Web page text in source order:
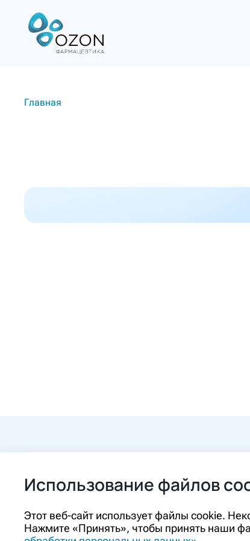
Главная
+7 (84862)
Использование файлов
Этот веб-сайт использует файлы cookie.
Нажмите «Принять», чтобы принять наши